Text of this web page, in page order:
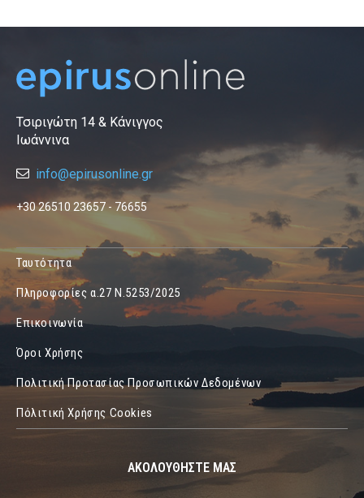
Τσιριγώτη 14 & Κάνιγγος
Ιωάννινα
info@epirusonline.gr
+30 26510 23657 - 76655
Ταυτότητα
Πληροφορίες α.27 Ν.5253/2025
Επικοινωνία
Όροι Χρήσης
Πολιτική Προτασίας Προσωπικών Δεδομένων
Πόλιτική Χρήσης Cookies
ΑΚΟΛΟΥΘΗΣΤΕ ΜΑΣ